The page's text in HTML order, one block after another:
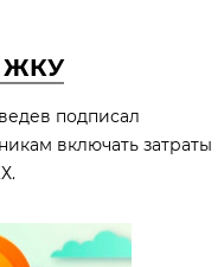
ЖКУ
подписал
включать затраты